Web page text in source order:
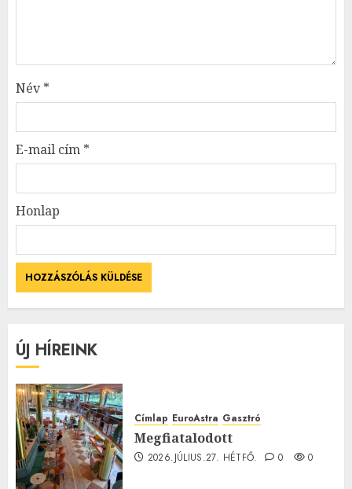
Név*
E-mail cím *
Honlap
ÚJ HÍREINK
Címlap EuroAstra Gasztró
Megfiatalodott
2026.JÚLIUS.27. HÉTFŐ. 0 0